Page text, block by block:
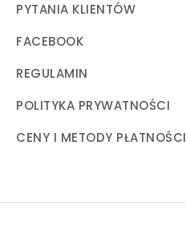
PYTANIA KLIENTÓW
FACEBOOK
REGULAMIN
POLITYKA PRYWATNOŚCI
CENY I METODY PŁATNOŚCI